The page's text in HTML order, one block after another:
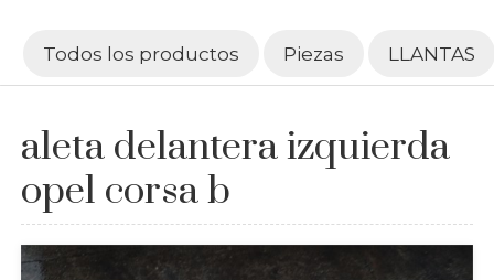
Todos los productos Piezas LLANTAS
aleta delantera izquierda
opel corsa b